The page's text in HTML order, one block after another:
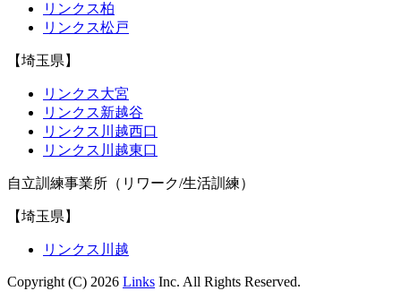
リンクス柏
リンクス松戸
【埼玉県】
リンクス大宮
リンクス新越谷
リンクス川越西口
リンクス川越東口
自立訓練事業所（リワーク/生活訓練）
【埼玉県】
リンクス川越
Copyright (C) 2026 Links Inc. All Rights Reserved.